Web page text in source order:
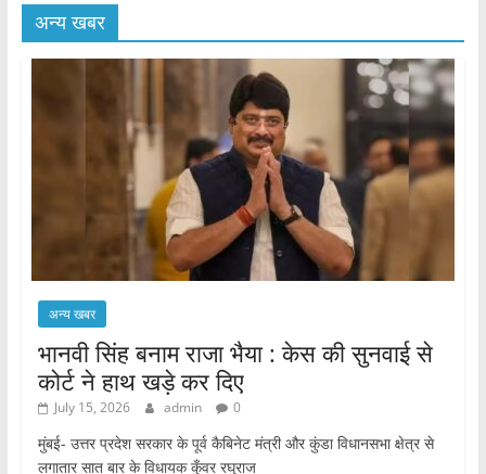
अन्य खबर
अन्य खबर
भानवी सिंह बनाम राजा भैया : केस की सुनवाई से
कोर्ट ने हाथ खड़े कर दिए
July 15, 2026 admin 0
मुंबई- उत्तर प्रदेश सरकार के पूर्व कैबिनेट मंत्री और कुंडा विधानसभा क्षेत्र से
लगातार सात बार के विधायक कुँवर रघुराज